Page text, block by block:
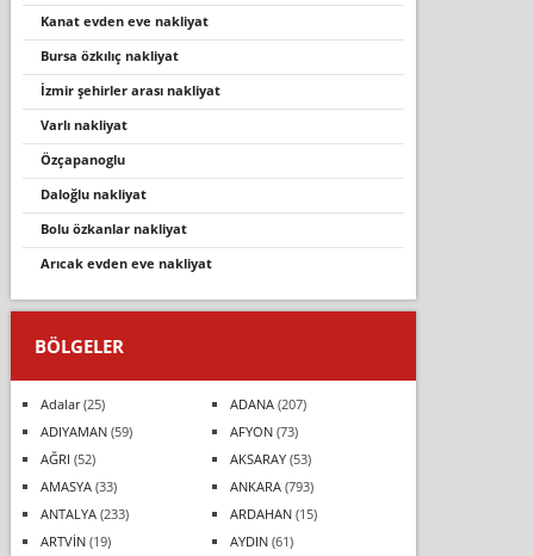
kanat evden eve nakliyat
bursa özkılıç nakliyat
i̇zmir şehirler arası nakliyat
varli nakli̇yat
özçapanoglu
daloğlu nakli̇yat
bolu özkanlar nakliyat
aricak evden eve nakli̇yat
BÖLGELER
Adalar(25) ADANA(207)
ADIYAMAN(59) AFYON(73)
AĞRI (52) AKSARAY(53)
AMASYA(33) ANKARA(793)
ANTALYA(233) ARDAHAN(15)
ARTVİN(19) AYDIN(61)